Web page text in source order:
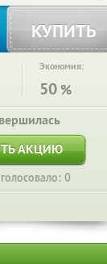
КУПИТЬ
Экономия:
50 %
АКЦИЮ
0